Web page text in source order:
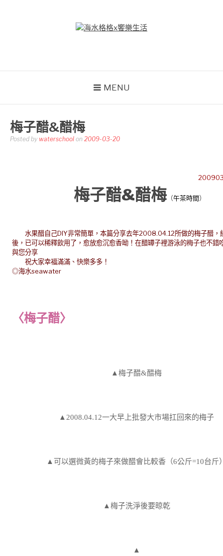
MENU
梅子醋&醋梅
Posted by waterschool on 2009-03-20
梅子醋&醋梅 （午茶時間）
水果醋自己DIY非常簡單，本篇分享去年2008.04.12所做的梅子醋，
後，已可以稀釋飲用了，愈放愈沉愈香呦！在醋罈子裡游泳的梅子也不錯
與您分享
祝大家幸福滿滿、快樂多多！
◎海水seawater
〈梅子醋〉
▲梅子醋&醋梅
▲2008.04.12一大早上批發大市場扛回來的梅子
▲可以選微黃的梅子來做醋會比較香（6公斤=10台斤
▲梅子洗淨後要晾乾
▲